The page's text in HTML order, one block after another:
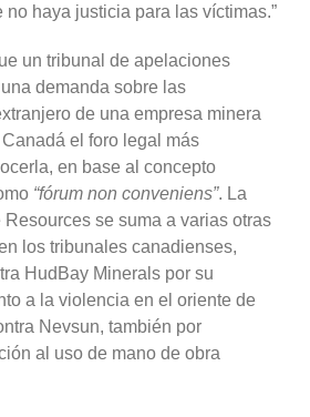
no haya justicia para las víctimas.”
un tribunal de apelaciones
demanda sobre las
de una empresa minera
el foro legal más
en base al concepto
“fórum non conveniens”. La
Resources se suma a varias otras
los tribunales canadienses,
HudBay Minerals por su
a la violencia en el oriente de
Nevsun, también por
al uso de mano de obra